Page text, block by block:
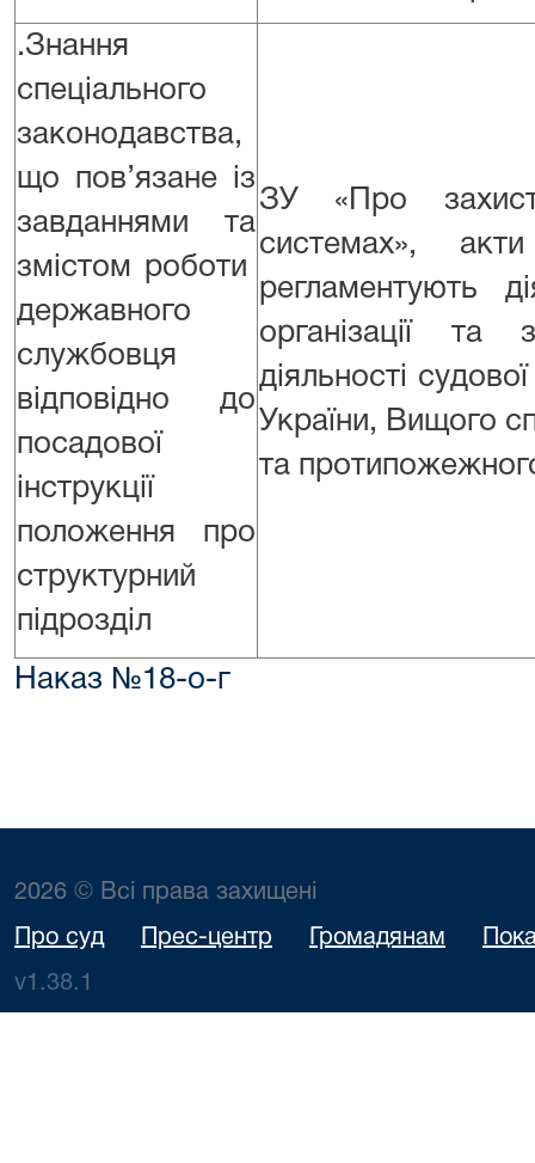
.Знання
спеціального
законодавства,
що пов’язане із
завданнями та
змістом роботи
державного
службовця
відповідно до
посадової
інструкції
положення про
структурний
підрозділ
ЗУ «Про захист
системах»,
регламентують
організації та
діяльності
України, Вищого
та
Наказ №18-о-г
2026 © Всі права захищені
Про суд Прес-центр Громадянам
v1.38.1